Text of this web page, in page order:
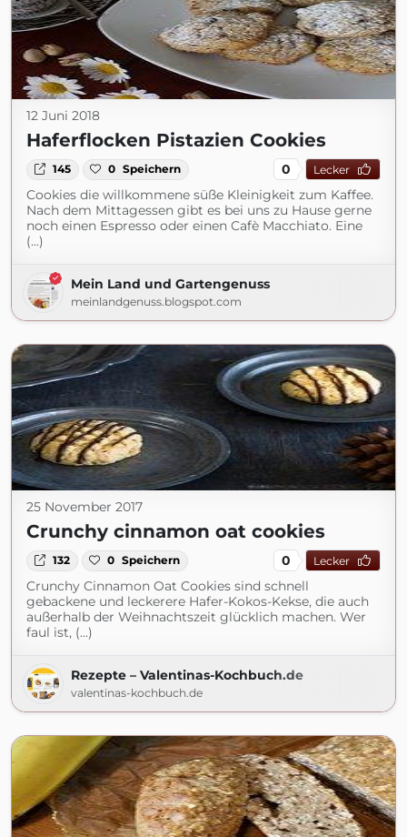
12 Juni 2018
Haferflocken Pistazien Cookies
145 0 Speichern 0 Lecker
Cookies die willkommene süße Kleinigkeit zum Kaffee.
Nach dem Mittagessen gibt es bei uns zu Hause gerne
noch einen Espresso oder einen Cafè Macchiato. Eine
(...)
Mein Land und Gartengenuss
meinlandgenuss.blogspot.com
25 November 2017
Crunchy cinnamon oat cookies
132 0 Speichern 0 Lecker
Crunchy Cinnamon Oat Cookies sind schnell
gebackene und leckerere Hafer-Kokos-Kekse, die auch
außerhalb der Weihnachtszeit glücklich machen. Wer
faul ist, (...)
Rezepte – Valentinas-Kochbuch.de
valentinas-kochbuch.de